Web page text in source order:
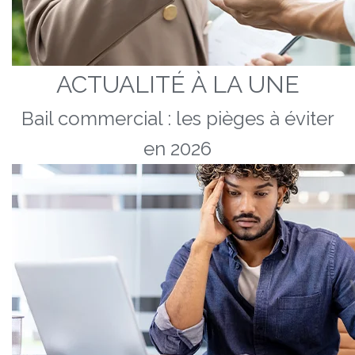
ACTUALITÉ À LA UNE
Bail commercial : les pièges à éviter
en 2026